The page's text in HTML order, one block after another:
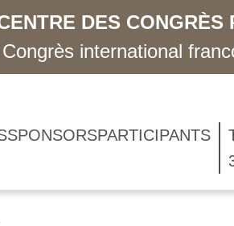
DES
international
SPONSORSPARTICIPANTS